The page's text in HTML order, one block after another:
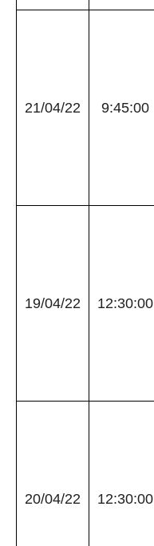
21/04/22 9:45:00
19/04/22 12:30:00
20/04/22 12:30:00